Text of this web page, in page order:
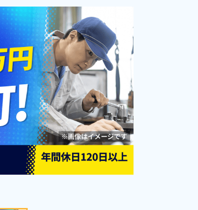
格安食堂利用OK！無料駐車場完
備！《栃木県下野市》
勤務地
勤務時間
[2] 17:00～02:00
[3] 20:00～05:00
[4] 23:00～08:00
[5] 11:00～20:00
[6] 14:00～23:00
[7] 16:00～01:00
雇用形態
派遣社員
職種
検査,フォークリフト,食
品加工,投入
未経験者OK 男性活躍中
経験者優遇 社会保険完備
資格・経験不問 土日休み
年間休日120日以上
キープする